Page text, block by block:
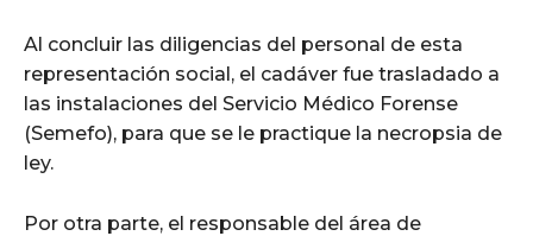
Al concluir las diligencias del personal de esta
representación social, el cadáver fue trasladado a
las instalaciones del Servicio Médico Forense
(Semefo), para que se le practique la necropsia de
ley.
Por otra parte, el responsable del área de